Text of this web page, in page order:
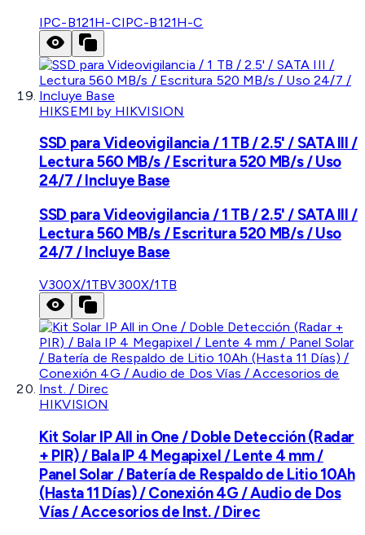
IPC-B121H-CIPC-B121H-C
HIKSEMI by HIKVISION
SSD para Videovigilancia / 1 TB / 2.5' / SATA III /
Lectura 560 MB/s / Escritura 520 MB/s / Uso
24/7 / Incluye Base
SSD para Videovigilancia / 1 TB / 2.5' / SATA III /
Lectura 560 MB/s / Escritura 520 MB/s / Uso
24/7 / Incluye Base
V300X/1TBV300X/1TB
HIKVISION
Kit Solar IP All in One / Doble Detección (Radar
+ PIR) / Bala IP 4 Megapixel / Lente 4 mm /
Panel Solar / Batería de Respaldo de Litio 10Ah
(Hasta 11 Días) / Conexión 4G / Audio de Dos
Vías / Accesorios de Inst. / Direc